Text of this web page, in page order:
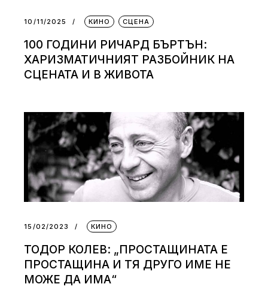
10/11/2025 КИНО СЦЕНА
100 ГОДИНИ РИЧАРД БЪРТЪН:
ХАРИЗМАТИЧНИЯТ РАЗБОЙНИК НА
СЦЕНАТА И В ЖИВОТА
15/02/2023 КИНО
ТОДОР КОЛЕВ: „ПРОСТАЩИНАТА Е
ПРОСТАЩИНА И ТЯ ДРУГО ИМЕ НЕ
МОЖЕ ДА ИМА“